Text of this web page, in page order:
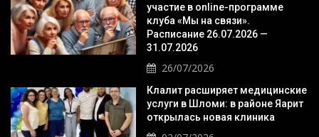
участие в online-программе
клуба «Мы на связи».
Расписание 26.07.2026 —
31.07.2026
26/07/2026
Клалит расширяет медицинские
услуги в Шломи: в районе Яарит
открылась новая клиника